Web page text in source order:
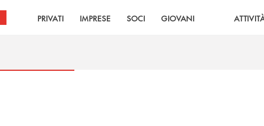
PRIVATI IMPRESE SOCI GIOVANI